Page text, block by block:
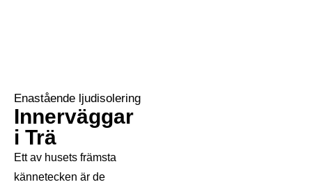
Enastående ljudisolering
Innerväggar
i Trä
Ett av husets främsta
kännetecken är de